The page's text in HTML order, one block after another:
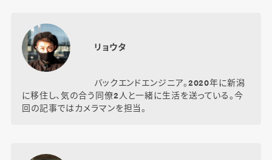
リョウタ
バックエンドエンジニア。2020年に新潟
に移住し、気の合う同僚2人と一緒に生活を送っている。今
回の記事ではカメラマンを担当。